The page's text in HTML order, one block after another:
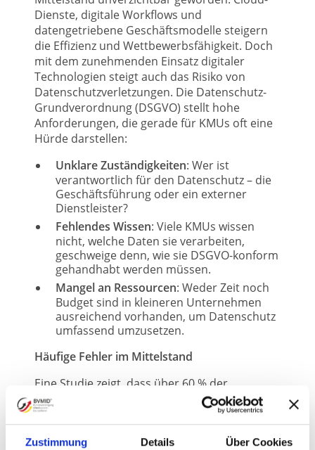
Zustimmung Details Über Cookies
Dienste, digitale Workflows und
datengetriebene Geschäftsmodelle steigern
die Effizienz und Wettbewerbsfähigkeit. Doch
mit dem zunehmenden Einsatz digitaler
Technologien steigt auch das Risiko von
Datenschutzverletzungen. Die Datenschutz-
Grundverordnung (DSGVO) stellt hohe
Anforderungen, die gerade für KMUs oft eine
Hürde darstellen:
Unklare Zuständigkeiten: Wer ist
verantwortlich für den Datenschutz – die
Geschäftsführung oder ein externer
Dienstleister?
Fehlendes Wissen: Viele KMUs wissen
nicht, welche Daten sie verarbeiten,
geschweige denn, wie sie DSGVO-konform
gehandhabt werden müssen.
Mangel an Ressourcen: Weder Zeit noch
Budget sind in kleineren Unternehmen
ausreichend vorhanden, um Datenschutz
umfassend umzusetzen.
Häufige Fehler im Mittelstand
Eine Studie zeigt, dass über 60 % der
Mittelständler in Deutschland grundlegende
Datenschutzmaßnahmen wie regelmäßige
Schulungen oder Datenschutz-
Folgenabschätzungen nicht durchführen.